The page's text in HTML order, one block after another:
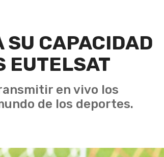
SU CAPACIDAD
EUTELSAT
en vivo los
de los deportes.